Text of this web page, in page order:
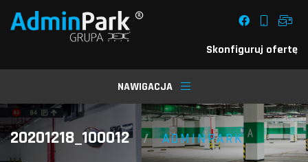
Skonfiguruj ofertę
NAWIGACJA
20201218_100012 / ADMINPARK